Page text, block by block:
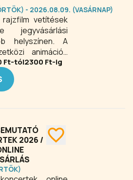
- 2026.08.09. (VASÁRNAP)
vetítések
jegyvásárlási
helyszínen. A
animációs
a hazai
vagy
alkotásokból
Ft-tól2300 Ft-ig
2026 /